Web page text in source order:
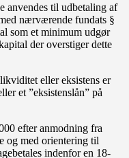
anvendes til udbetaling af
nærværende fundats §
som et minimum udgør
der overstiger dette
eller eksistens er
et ”eksistenslån” på
efter anmodning fra
og med orientering til
indenfor en 18-